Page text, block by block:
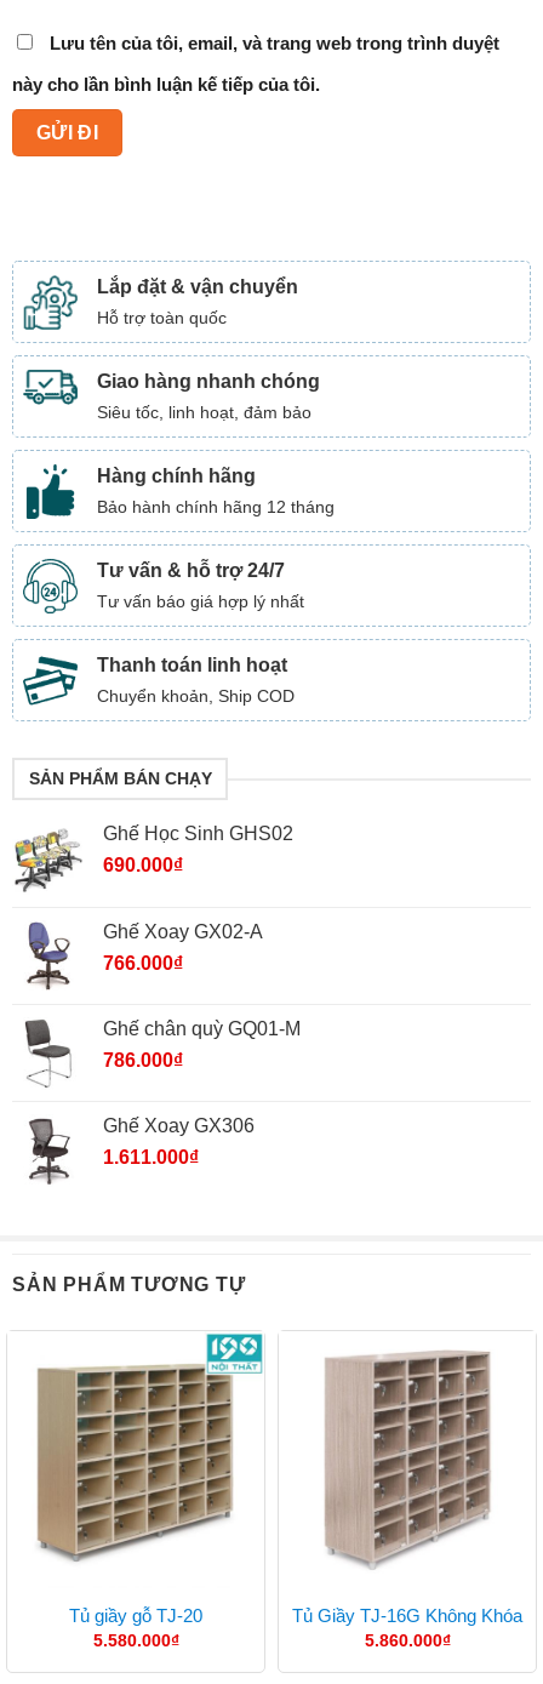
Lưu tên của tôi, email, và trang web trong trình duyệt
này cho lần bình luận kế tiếp của tôi.
Lắp đặt & vận chuyển
Hỗ trợ toàn quốc
Giao hàng nhanh chóng
Siêu tốc, linh hoạt, đảm bảo
Hàng chính hãng
Bảo hành chính hãng 12 tháng
Tư vấn & hỗ trợ 24/7
Tư vấn báo giá hợp lý nhất
Thanh toán linh hoạt
Chuyển khoản, Ship COD
SẢN PHẨM BÁN CHẠY
Ghế Học Sinh GHS02
690.000₫
Ghế Xoay GX02-A
766.000₫
Ghế chân quỳ GQ01-M
786.000₫
Ghế Xoay GX306
1.611.000₫
SẢN PHẨM TƯƠNG TỰ
Tủ giầy gỗ TJ-20
5.580.000₫
Tủ Giầy TJ-16G Không Khóa
5.860.000₫